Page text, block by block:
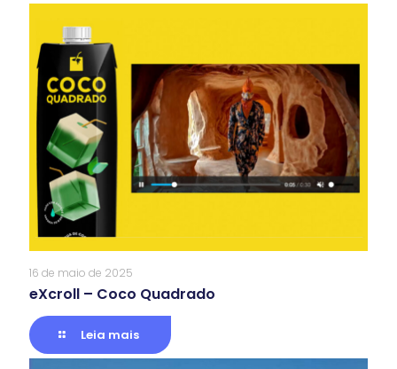
16 de maio de 2025
eXcroll – Coco Quadrado
Leia mais